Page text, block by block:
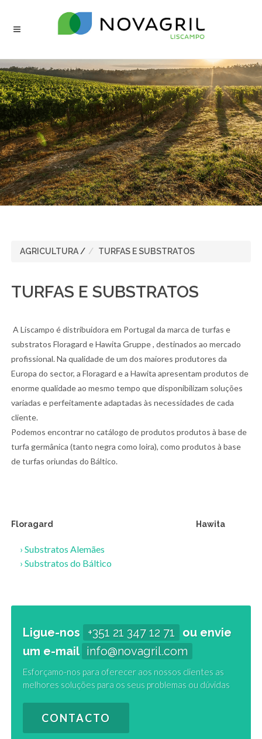
AGRICULTURA / TURFAS E SUBSTRATOS
TURFAS E SUBSTRATOS
A Liscampo é distribuidora em Portugal da marca de turfas e
substratos Floragard e Hawita Gruppe , destinados ao mercado
profissional. Na qualidade de um dos maiores produtores da
Europa do sector, a Floragard e a Hawita apresentam produtos de
enorme qualidade ao mesmo tempo que disponibilizam soluções
variadas e perfeitamente adaptadas às necessidades de cada
cliente.
Podemos encontrar no catálogo de produtos produtos à base de
turfa germânica (tanto negra como loira), como produtos à base
de turfas oriundas do Báltico.
Floragard
›Substratos Alemães
›Substratos do Báltico
Hawita
Ligue-nos +351 21 347 12 71
ou envie
um e-mail info@novagril.com
Esforçamo-nos para oferecer aos nossos clientes as
melhores soluções para os seus problemas ou dúvidas
CONTACTO